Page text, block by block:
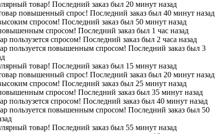
товар! Последний заказ был 20 минут назад
повышенный спрос! Последний заказ был 40 минут назад
спросом! Последний заказ был 50 минут назад
спросом! Последний заказ был 1 час назад
пользузется спросом! Последний заказ был 2 часа назад
пользуется повышенным спросом! Последний заказ был 3
товар! Последний заказ был 15 минут назад
повышенный спрос! Последний заказ был 20 минут назад
спросом! Последний заказ был 25 минут назад
спросом! Последний заказ был 35 минут назад
пользузется спросом! Последний заказ был 40 минут назад
пользуется повышенным спросом! Последний заказ был 50
товар! Последний заказ был 55 минут назад